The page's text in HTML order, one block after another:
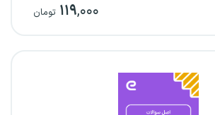
۱۱۹,۰۰۰ تومان